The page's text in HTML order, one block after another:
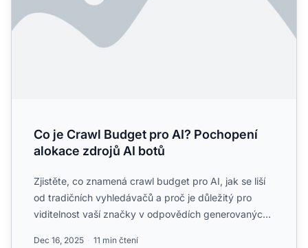
Co je Crawl Budget pro AI? Pochopení
alokace zdrojů AI botů
Zjistěte, co znamená crawl budget pro AI, jak se liší
od tradičních vyhledávačů a proč je důležitý pro
viditelnost vaší značky v odpovědích generovaných
Dec 16, 2025 11 min čtení